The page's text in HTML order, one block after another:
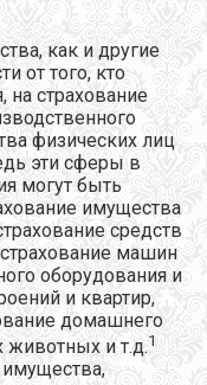
как и другие
от того, кто
на страхование
физических лиц
эти сферы в
могут быть
имущества
средств
машин
оборудования и
и квартир,
домашнего
животных и т.д.1
имущества,